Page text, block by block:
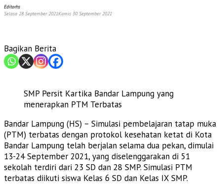
Editorhs
Selasa 28 September 2021Kamis 30 September 2021
Bagikan Berita
SMP Persit Kartika Bandar Lampung yang
menerapkan PTM Terbatas
Bandar Lampung (HS) – Simulasi pembelajaran tatap muka
(PTM) terbatas dengan protokol kesehatan ketat di Kota
Bandar Lampung telah berjalan selama dua pekan, dimulai
13-24 September 2021, yang diselenggarakan di 51
sekolah terdiri dari 23 SD dan 28 SMP. Simulasi PTM
terbatas diikuti siswa Kelas 6 SD dan Kelas IX SMP.